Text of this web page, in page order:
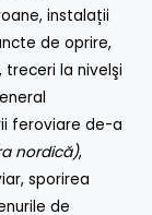
instalații
de oprire,
la nivelşi
feroviare de-a
nordică),
sporirea
de